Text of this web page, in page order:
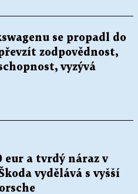
se propadl do
zodpovědnost,
vyzývá
eur a tvrdý náraz v
vydělává s vyšší